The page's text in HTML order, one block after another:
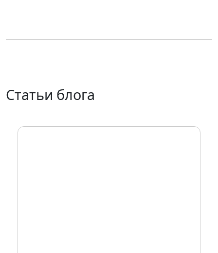
Статьи блога